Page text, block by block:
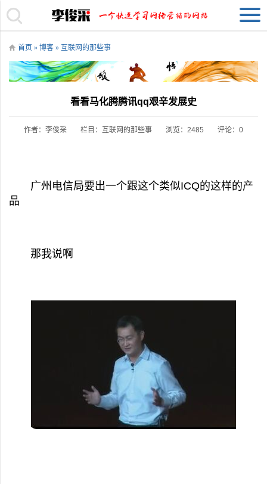
首页 » 博客 » 互联网的那些事
看看马化腾腾讯qq艰辛发展史
作者：李俊采 栏目： 互联网的那些事 浏览：2485 评论：0
广州电信局要出一个跟这个类似ICQ的这样的产
品
那我说啊